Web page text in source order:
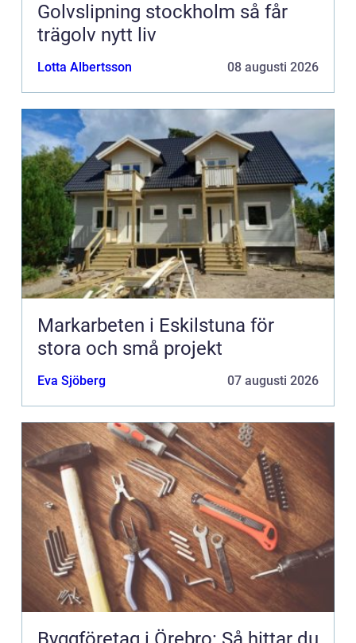
Golvslipning stockholm så får
trägolv nytt liv
Lotta Albertsson 08 augusti 2026
Markarbeten i Eskilstuna för
stora och små projekt
Eva Sjöberg 07 augusti 2026